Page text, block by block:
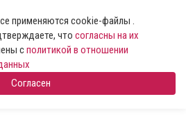
применяются cookie-файлы .
что согласны на их
сполитикой в отношении
Согласен